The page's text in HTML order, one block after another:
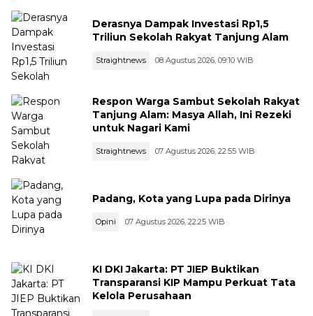
Derasnya Dampak Investasi Rp1,5
Triliun Sekolah Rakyat Tanjung Alam
Straightnews 08 Agustus 2026, 09:10 WIB
Respon Warga Sambut Sekolah Rakyat
Tanjung Alam: Masya Allah, Ini Rezeki
untuk Nagari Kami
Straightnews 07 Agustus 2026, 22:55 WIB
Padang, Kota yang Lupa pada Dirinya
Opini 07 Agustus 2026, 22:25 WIB
KI DKI Jakarta: PT JIEP Buktikan
Transparansi KIP Mampu Perkuat Tata
Kelola Perusahaan